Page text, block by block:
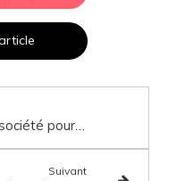
Top 9 des jeux de société pour votre soirée d'Halloween
Suivant